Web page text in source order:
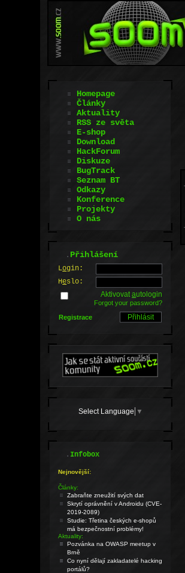
Homepage
Články
Aktuality
RSS ze světa
E-shop
Download
HackForum
Diskuze
BugTrack
Seznam BT
Odkazy
Konference
Projekty
O nás
.Přihlášení
Login:
Heslo:
Aktivovatautologin
Forgot your password?
Registrace
Select Language ▼
.Infobox
Nejnovější:
Články:
Zabraňte zneužití svých dat
Skrytí oprávnění v Androidu (CVE-
2019-2089)
Studie: Třetina českých e-shopů
má bezpečnostní problémy!
Aktuality:
Pozvánka na OWASP meetup v
Brně
Co nyní dělají zakladatelé hacking
portálů?